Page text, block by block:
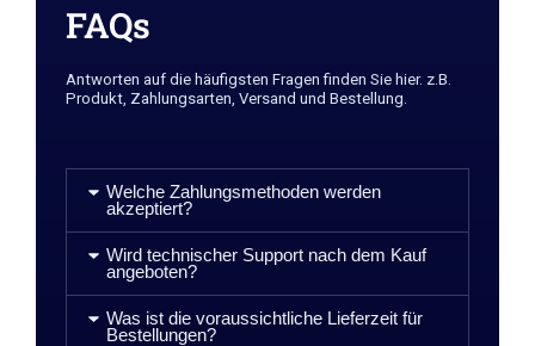
FAQs
Antworten auf die häufigsten Fragen finden Sie hier. z.B.
Produkt, Zahlungsarten, Versand und Bestellung.
Welche Zahlungsmethoden werden
akzeptiert?
Wird technischer Support nach dem Kauf
angeboten?
Was ist die voraussichtliche Lieferzeit für
Bestellungen?